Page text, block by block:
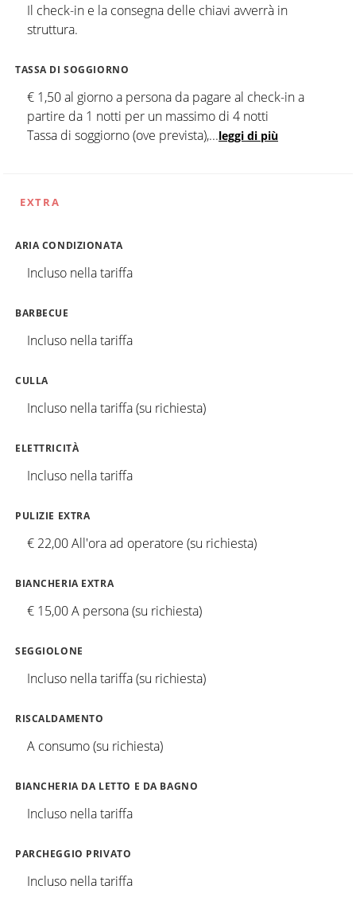
Il check-in e la consegna delle chiavi avverrà in
struttura.
TASSA DI SOGGIORNO
€ 1,50 al giorno a persona da pagare al check-in a
partire da 1 notti per un massimo di 4 notti
Tassa di soggiorno (ove prevista),...leggi di più
EXTRA
ARIA CONDIZIONATA
Incluso nella tariffa
BARBECUE
Incluso nella tariffa
CULLA
Incluso nella tariffa (su richiesta)
ELETTRICITÀ
Incluso nella tariffa
PULIZIE EXTRA
€ 22,00 All'ora ad operatore (su richiesta)
BIANCHERIA EXTRA
€ 15,00 A persona (su richiesta)
SEGGIOLONE
Incluso nella tariffa (su richiesta)
RISCALDAMENTO
A consumo (su richiesta)
BIANCHERIA DA LETTO E DA BAGNO
Incluso nella tariffa
PARCHEGGIO PRIVATO
Incluso nella tariffa